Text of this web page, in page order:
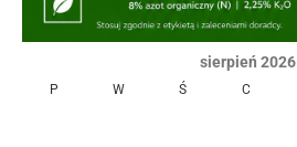
sierpień 2026
P W Ś C